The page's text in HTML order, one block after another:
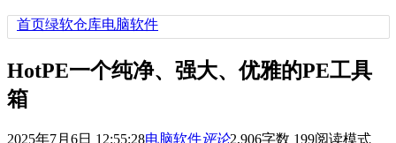
首页绿软仓库电脑软件
HotPE一个纯净、强大、优雅的PE工具
箱
2025年7月6日 12:55:28电脑软件评论2,906字数 199阅读模式